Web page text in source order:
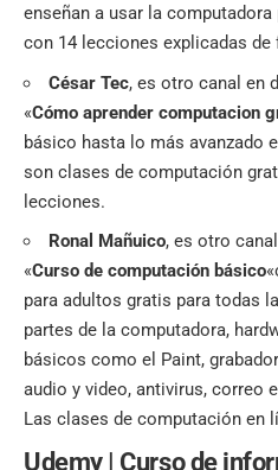
enseñan a usar la
con 14 lecciones explicadas
César Tec, es otro canal en
«Cómo aprender computacion
básico hasta lo más avanzado
son clases de computación
lecciones.
Ronal Mañuico, es otro
«Curso de computación básico
para adultos gratis para todas
partes de la computadora,
básicos como el Paint,
audio y video, antivirus, correo
Las clases de computación en
Udemy | Curso de